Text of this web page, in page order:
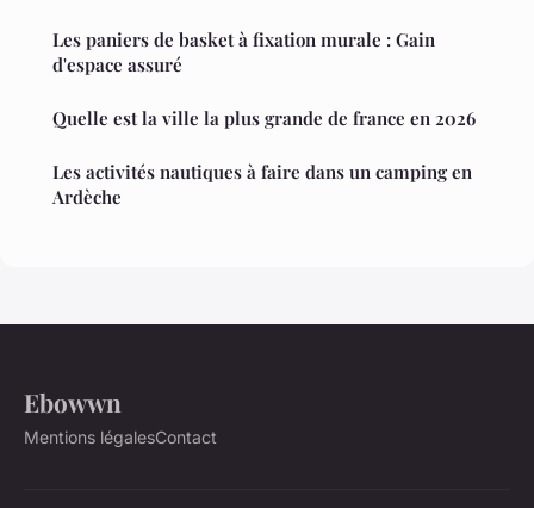
Les paniers de basket à fixation murale : Gain
d'espace assuré
Quelle est la ville la plus grande de france en 2026
Les activités nautiques à faire dans un camping en
Ardèche
Ebowwn
Mentions légalesContact